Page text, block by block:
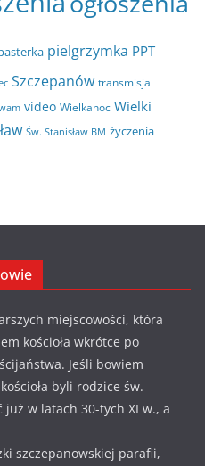
pielgrzymka PPT
Szczepanów transmisja
video Wielkanoc Wielki
Św. Stanisław BM życzenia
miejscowości, która
kościoła wkrótce po
Jeśli bowiem
byli rodzice św.
już w latach 30-tych XI w., a
szczepanowskiej parafii,